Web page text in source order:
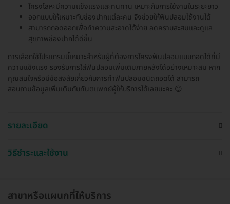
โครงโลหะมีความแข็งแรงและทนทาน เหมาะกับการใช้งานในระยะยาว
ออกแบบให้เหมาะกับช่องปากแต่ละคน จึงช่วยให้ฟันปลอมใช้งานได้
สามารถถอดออกเพื่อทำความสะอาดได้ง่าย ลดคราบสะสมและดูแล
สุขภาพช่องปากได้ดีขึ้น
การเลือกใช้โปรแกรมนี้เหมาะสำหรับผู้ที่ต้องการโครงฟันปลอมแบบถอดได้ที่มี
ความแข็งแรง รองรับการใส่ฟันปลอมเพิ่มเติมภายหลังได้อย่างเหมาะสม หาก
คุณสนใจหรือมีข้อสงสัยเกี่ยวกับการทำฟันปลอมชนิดถอดได้ สามารถ
สอบถามข้อมูลเพิ่มเติมกับทันตแพทย์ผู้ให้บริการได้เลยนะคะ 😊
รายละเอียด
วิธีชำระและใช้งาน
สาขาหรือแผนกที่ให้บริการ